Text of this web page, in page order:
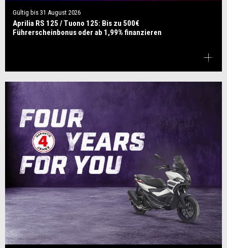
Gültig bis 31 August 2026
Aprilia RS 125 / Tuono 125: Bis zu 500€
Führerscheinbonus oder ab 1,99% finanzieren